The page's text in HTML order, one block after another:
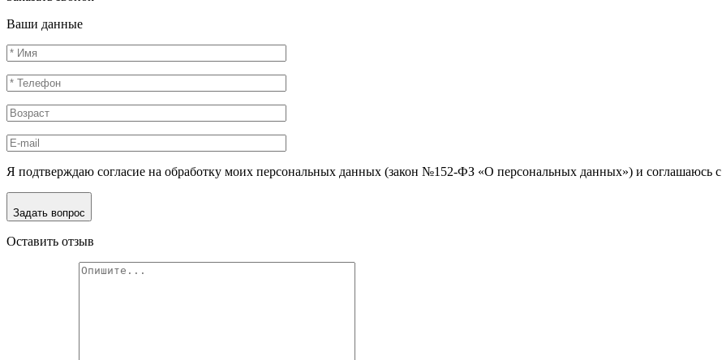
Ваши данные
Я подтверждаю согласие на обработку моих персональных данных (закон №152-ФЗ «О персональных данных») и соглашаюсь с
Задать вопрос
Оставить отзыв